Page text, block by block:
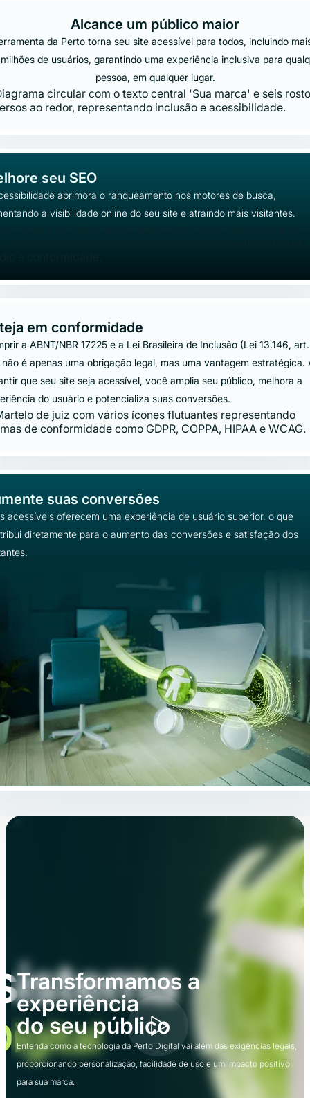
Alcance um público maior
da Perto torna seu site acessível para todos, incluindo
de usuários, garantindo uma experiência inclusiva para
pessoa, em qualquer lugar.
seu SEO
aprimora o ranqueamento nos motores de busca,
a visibilidade online do seu site e atraindo mais visitantes.
em conformidade
a ABNT/NBR 17225 e a Lei Brasileira de Inclusão (Lei 13.146, art.
é apenas uma obrigação legal, mas uma vantagem estratégica.
que seu site seja acessível, você amplia seu público, melhora a
do usuário e potencializa suas conversões.
suas conversões
acessíveis oferecem uma experiência de usuário superior, o que
diretamente para o aumento das conversões e satisfação dos
Transformamos a
experiência
do seu público
Entenda como a tecnologia da Perto Digital vai além das exigências legais,
proporcionando personalização, facilidade de uso e um impacto positivo
para sua marca.